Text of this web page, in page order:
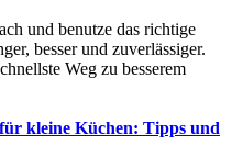
und benutze das richtige
besser und zuverlässiger.
Weg zu besserem
kleine Küchen: Tipps und